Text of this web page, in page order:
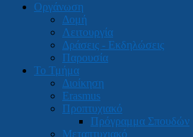
Οργάνωση
Δομή
Λειτουργία
Δράσεις - Εκδηλώσεις
Παρουσία
Το Τμήμα
Διοίκηση
Erasmus
Προπτυχιακό
Πρόγραμμα Σπουδών
Μεταπτυχιακό